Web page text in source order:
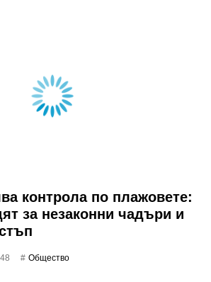
контрола по плажовете:
за незаконни чадъри и
Общество